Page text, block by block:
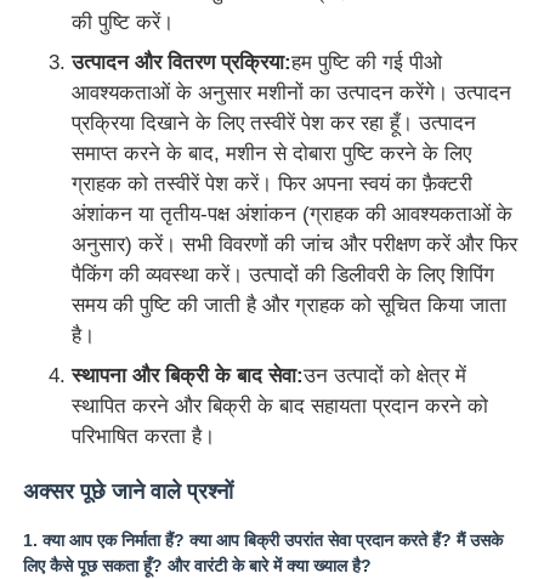
की पुष्टि करें।
उत्पादन और वितरण प्रक्रिया:हम पुष्टि की गई पीओ
आवश्यकताओं के अनुसार मशीनों का उत्पादन करेंगे। उत्पादन
प्रक्रिया दिखाने के लिए तस्वीरें पेश कर रहा हूँ। उत्पादन
समाप्त करने के बाद, मशीन से दोबारा पुष्टि करने के लिए
ग्राहक को तस्वीरें पेश करें। फिर अपना स्वयं का फ़ैक्टरी
अंशांकन या तृतीय-पक्ष अंशांकन (ग्राहक की आवश्यकताओं के
अनुसार) करें। सभी विवरणों की जांच और परीक्षण करें और फिर
पैकिंग की व्यवस्था करें। उत्पादों की डिलीवरी के लिए शिपिंग
समय की पुष्टि की जाती है और ग्राहक को सूचित किया जाता
है।
स्थापना और बिक्री के बाद सेवा:उन उत्पादों को क्षेत्र में
स्थापित करने और बिक्री के बाद सहायता प्रदान करने को
परिभाषित करता है।
अक्सर पूछे जाने वाले प्रश्नों
1. क्या आप एक निर्माता हैं? क्या आप बिक्री उपरांत सेवा प्रदान करते हैं? मैं उसके
लिए कैसे पूछ सकता हूँ? और वारंटी के बारे में क्या ख्याल है?